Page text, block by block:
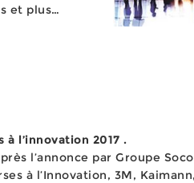
et plus
à l’innovation 2017 .
l’annonce par Groupe
à l’Innovation, 3M,